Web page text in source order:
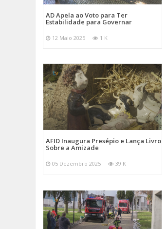
AD Apela ao Voto para Ter
Estabilidade para Governar
12 Maio 2025 1 K
AFID Inaugura Presépio e Lança Livro
Sobre a Amizade
05 Dezembro 2025 39 K